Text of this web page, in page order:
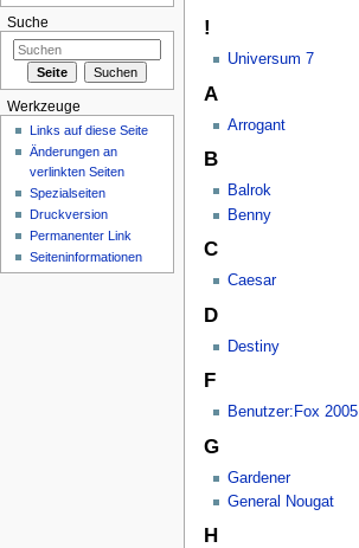
!
Universum 7
A
Arrogant
B
Balrok
Benny
C
Caesar
D
Destiny
F
Benutzer:Fox 2005
G
Gardener
General Nougat
H
Suche
Werkzeuge
Links auf diese Seite
Änderungen an
verlinkten Seiten
Spezialseiten
Druckversion
Permanenter Link
Seiteninformationen